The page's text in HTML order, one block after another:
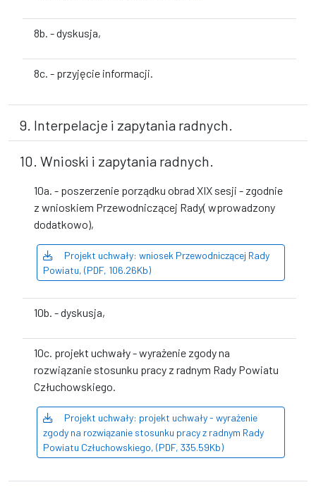
8b. - dyskusja,
8c. - przyjęcie informacji.
9. Interpelacje i zapytania radnych.
10. Wnioski i zapytania radnych.
10a. - poszerzenie porządku obrad XIX sesji - zgodnie
z wnioskiem Przewodniczącej Rady( wprowadzony
dodatkowo),
Projekt uchwały: wniosek Przewodniczącej Rady
Powiatu, (PDF, 106.26Kb)
10b. - dyskusja,
10c. projekt uchwały - wyrażenie zgody na
rozwiązanie stosunku pracy z radnym Rady Powiatu
Człuchowskiego.
Projekt uchwały: projekt uchwały - wyrażenie
zgody na rozwiązanie stosunku pracy z radnym Rady
Powiatu Człuchowskiego, (PDF, 335.59Kb)